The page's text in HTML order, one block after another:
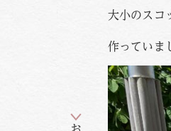
大小のスコ
作っていま